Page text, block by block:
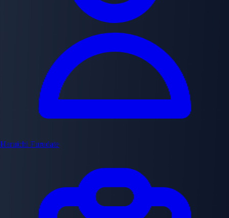
Haruichi Furudate